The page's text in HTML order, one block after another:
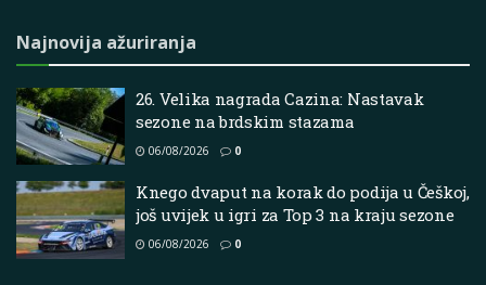
Najnovija ažuriranja
26. Velika nagrada Cazina: Nastavak
sezone na brdskim stazama
06/08/2026 0
Knego dvaput na korak do podija u Češkoj,
još uvijek u igri za Top 3 na kraju sezone
06/08/2026 0